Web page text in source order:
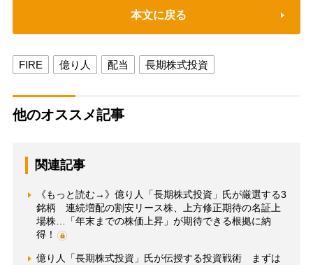
本文に戻る
FIRE 億り人 配当 長期株式投資
他のオススメ記事
関連記事
《もっと読む→》億り人「長期株式投資」氏が厳選する3
銘柄 連続増配の割安リース株、上方修正期待の名証上
場株…「年末までの株価上昇」が期待できる根拠に納
得！
億り人「長期株式投資」氏が伝授する投資戦術 まずは